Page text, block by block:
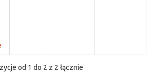
od 1 do 2 z 2 łącznie